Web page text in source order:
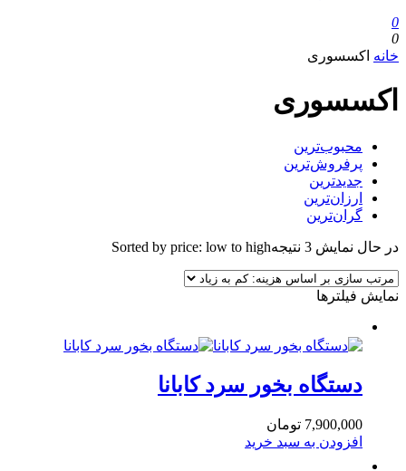
0
0
خانه اکسسوری
اکسسوری
محبوب‌ترین
پرفروش‌ترین
جدیدترین
ارزان‌ترین
گران‌ترین
در حال نمایش 3 نتیجه Sorted by price: low to high
نمایش فیلترها
دستگاه بخور سرد کابانا
7,900,000 تومان
افزودن به سبد خرید